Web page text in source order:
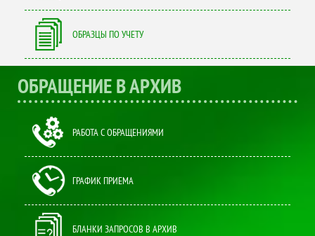
ОБРАЗЦЫ ПО УЧЕТУ
ОБРАЩЕНИЕ В АРХИВ
РАБОТА С ОБРАЩЕНИЯМИ
ГРАФИК ПРИЕМА
БЛАНКИ ЗАПРОСОВ В АРХИВ